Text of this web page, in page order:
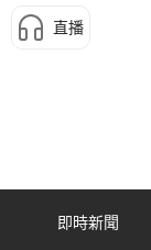
直播
即時新聞